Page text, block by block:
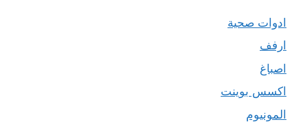
ادوات صحية
ارفف
اصباغ
اكسس بوينت
المونيوم